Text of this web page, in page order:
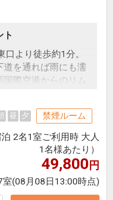
ト
口より徒歩約1分。
道を通れば雨にも濡
際空港からのリム
はもちろん、チェッ
料でお荷物のお預か
地なので受取もラク
社製のベッドや加湿
機を完備したお部屋
お楽しみいただけま
昼 夕 禁煙ルーム
泊 2名1室ご利用時 大人
1名様あたり）
49,800円
室(08月08日13:00時点)